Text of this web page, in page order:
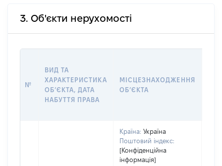
3. Об'єкти нерухомості
№
ВИД ТА
ХАРАКТЕРИСТИКА
ОБʼЄКТА, ДАТА
НАБУТТЯ ПРАВА
МІСЦЕЗНАХОДЖЕННЯ
ОБʼЄКТА
Країна: Україна
Поштовий індекс:
[Конфіденційна
інформація]